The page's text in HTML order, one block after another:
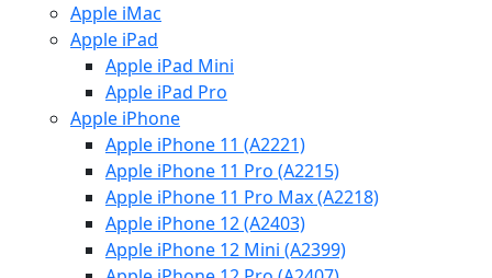
Apple iMac
Apple iPad
Apple iPad Mini
Apple iPad Pro
Apple iPhone
Apple iPhone 11 (A2221)
Apple iPhone 11 Pro (A2215)
Apple iPhone 11 Pro Max (A2218)
Apple iPhone 12 (A2403)
Apple iPhone 12 Mini (A2399)